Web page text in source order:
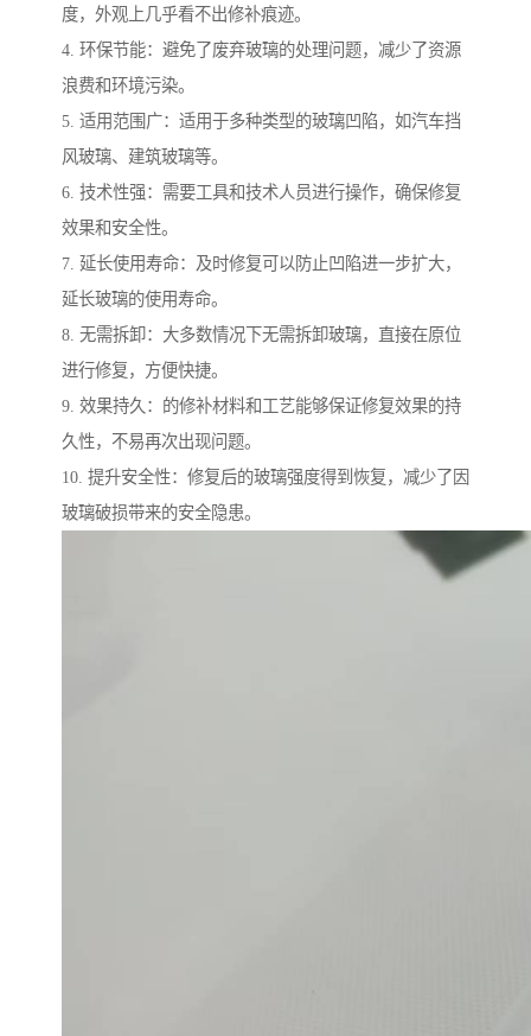
度，外观上几乎看不出修补痕迹。
4. 环保节能：避免了废弃玻璃的处理问题，减少了资源
浪费和环境污染。
5. 适用范围广：适用于多种类型的玻璃凹陷，如汽车挡
风玻璃、建筑玻璃等。
6. 技术性强：需要工具和技术人员进行操作，确保修复
效果和安全性。
7. 延长使用寿命：及时修复可以防止凹陷进一步扩大，
延长玻璃的使用寿命。
8. 无需拆卸：大多数情况下无需拆卸玻璃，直接在原位
进行修复，方便快捷。
9. 效果持久：的修补材料和工艺能够保证修复效果的持
久性，不易再次出现问题。
10. 提升安全性：修复后的玻璃强度得到恢复，减少了因
玻璃破损带来的安全隐患。